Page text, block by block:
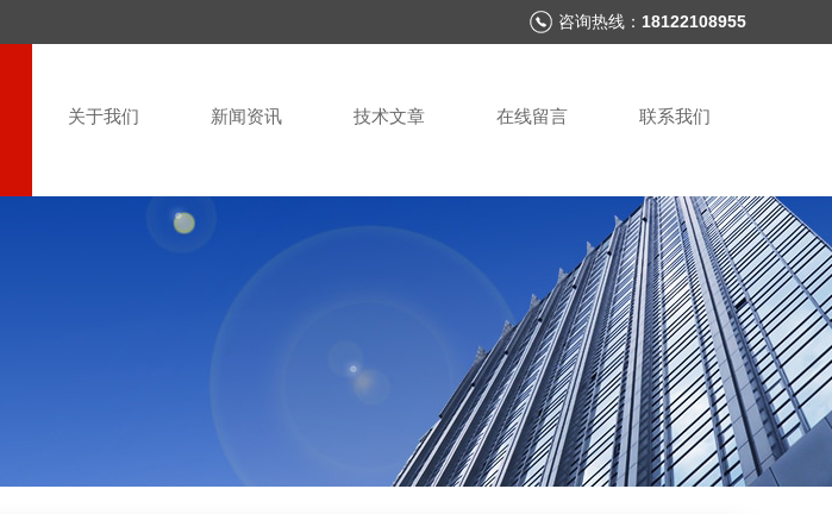
咨询热线： 18122108955
关于我们 新闻资讯 技术文章 在线留言 联系我们